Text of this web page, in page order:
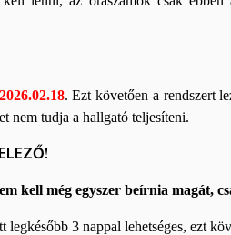
2026.02.18. Ezt követően a rendszert
nem tudja a hallgató teljesíteni.
kell még egyszer beírnia magát,
3 nappal lehetséges, ezt